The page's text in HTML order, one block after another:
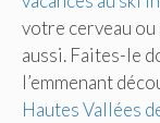
votre cerveau
aussi. Faites-le
l’emmenant
Hautes Vallées